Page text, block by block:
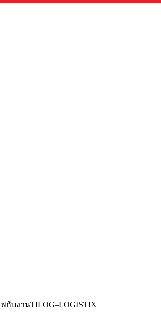
กับงานTILOG–LOGISTIX